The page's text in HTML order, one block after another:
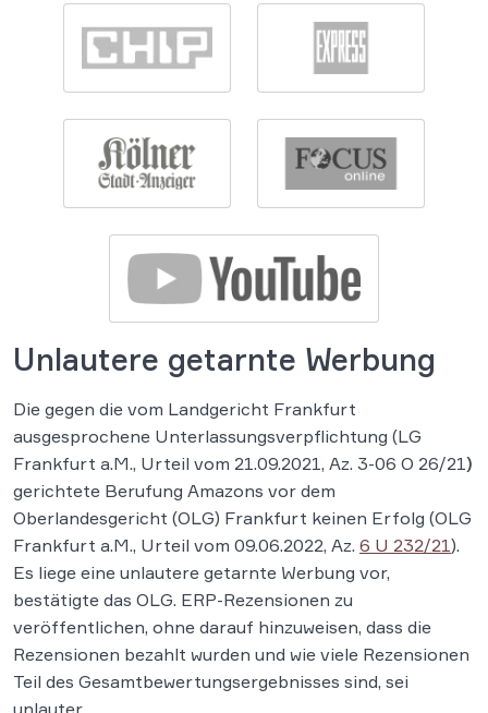
Unlautere getarnte Werbung
Die gegen die vom Landgericht Frankfurt
ausgesprochene Unterlassungsverpflichtung (LG
Frankfurt a.M., Urteil vom 21.09.2021, Az. 3-06 O 26/21)
gerichtete Berufung Amazons vor dem
Oberlandesgericht (OLG) Frankfurt keinen Erfolg (OLG
Frankfurt a.M., Urteil vom 09.06.2022, Az. 6 U 232/21).
Es liege eine unlautere getarnte Werbung vor,
bestätigte das OLG. ERP-Rezensionen zu
veröffentlichen, ohne darauf hinzuweisen, dass die
Rezensionen bezahlt wurden und wie viele Rezensionen
Teil des Gesamtbewertungsergebnisses sind, sei